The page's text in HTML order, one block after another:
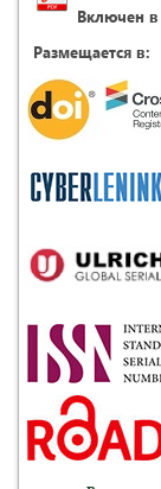
Включен в
Размещается в: